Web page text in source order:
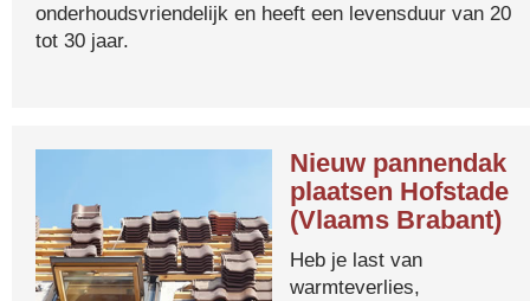
onderhoudsvriendelijk en heeft een levensduur van 20
tot 30 jaar.
Nieuw pannendak
plaatsen Hofstade
(Vlaams Brabant)
Heb je last van
warmteverlies,